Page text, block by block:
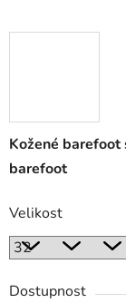
Kožené barefoot
barefoot
Velikost
Dostupnost